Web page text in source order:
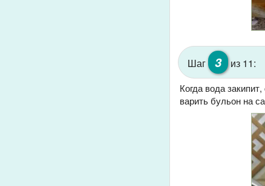
Шаг 3 из 11:
Когда вода
варить бульон на